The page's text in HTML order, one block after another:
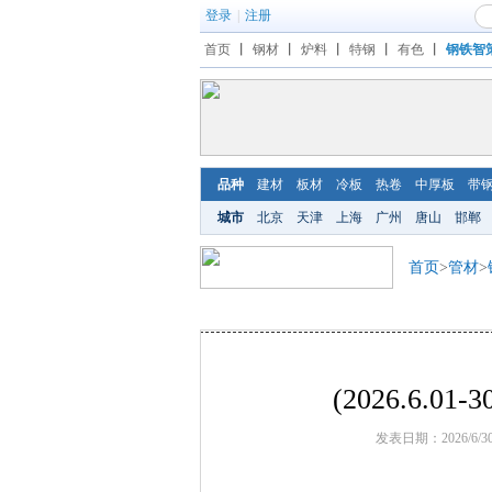
登录 注册
首页 钢材 炉料 特钢 有色 钢铁智
品种 建材 板材 冷板 热卷 中厚板 带钢
城市 北京 天津 上海 广州 唐山 邯郸
首页>管材>
(2026.6.01-
发表日期：2026/6/